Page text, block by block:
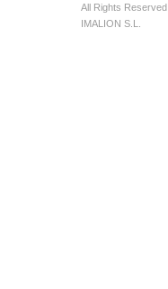
All Rights Reserved
IMALION S.L.